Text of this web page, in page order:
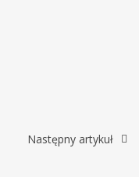
Następny artykuł